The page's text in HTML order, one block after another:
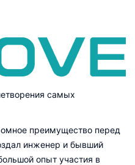
самых
преимущество перед
инженер и бывший
опыт участия в